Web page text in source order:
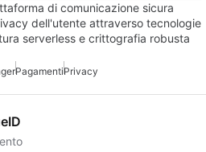
di comunicazione sicura
dell'utente attraverso tecnologie
serverless e crittografia robusta
PagamentiPrivacy